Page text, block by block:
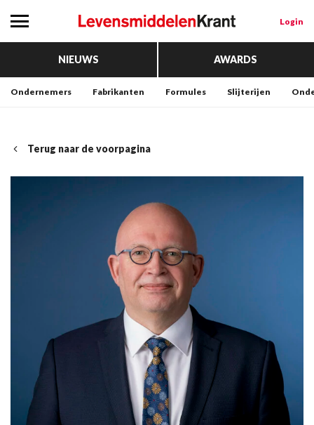
Login
NIEUWS AWARDS
Ondernemers Fabrikanten Formules Slijterijen
Terug naar de voorpagina